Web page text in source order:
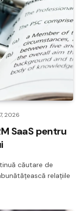
2026
SaaS pentru
căutare de
relațiile